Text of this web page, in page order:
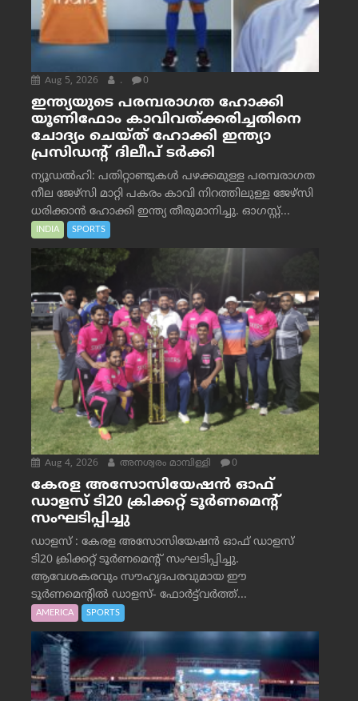
Aug 5, 2026 . 0
ഇന്ത്യയുടെ പരമ്പരാഗത ഹോക്കി
യൂണിഫോം കാവിവത്ക്കരിച്ചതിനെ
ചോദ്യം ചെയ്ത് ഹോക്കി ഇന്ത്യാ
പ്രസിഡന്റ് ദിലീപ് ടര്‍ക്കി
ന്യൂഡൽഹി: പതിറ്റാണ്ടുകൾ പഴക്കമുള്ള പരമ്പരാഗത
നീല ജേഴ്‌സി മാറ്റി പകരം കാവി നിറത്തിലുള്ള ജേഴ്‌സി
ധരിക്കാൻ ഹോക്കി ഇന്ത്യ തീരുമാനിച്ചു. ഓഗസ്റ്റ്...
INDIA SPORTS
Aug 4, 2026 അനശ്വരം മാമ്പിള്ളി 0
കേരള അസോസിയേഷൻ ഓഫ്
ഡാളസ് ടി20 ക്രിക്കറ്റ് ടൂർണമെന്റ്
സംഘടിപ്പിച്ചു
ഡാളസ് : കേരള അസോസിയേഷൻ ഓഫ് ഡാളസ്
ടി20 ക്രിക്കറ്റ് ടൂർണമെന്റ് സംഘടിപ്പിച്ചു.
ആവേശകരവും സൗഹൃദപരവുമായ ഈ
ടൂർണമെന്റിൽ ഡാളസ്- ഫോർട്ട്‌വര്‍ത്ത്...
AMERICA SPORTS